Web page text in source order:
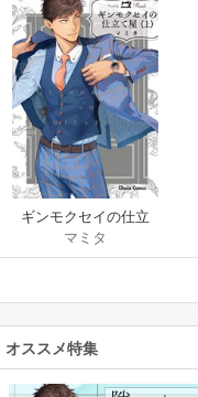
ギンモクセイの仕立
て屋
マミタ
オススメ特集